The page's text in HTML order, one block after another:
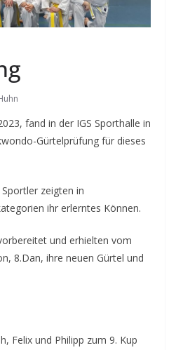
fand in der IGS Sporthalle in
Gürtelprüfung für dieses
zeigten in
ihr erlerntes Können.
und erhielten vom
8.Dan, ihre neuen Gürtel und
Felix und Philipp zum 9. Kup